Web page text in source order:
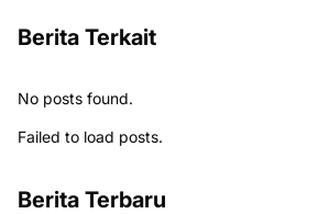
Berita Terkait
No posts found.
Failed to load posts.
Berita Terbaru